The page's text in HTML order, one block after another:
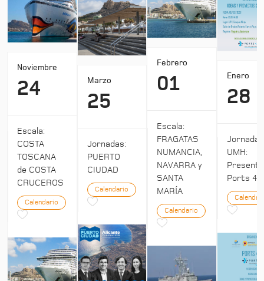
Noviembre
24
Escala:
COSTA
TOSCANA
de COSTA
CRUCEROS
Calendario
Marzo
25
Jornadas:
PUERTO
CIUDAD
Calendario
Febrero
01
Escala:
FRAGATAS
NUMANCIA,
NAVARRA y
SANTA
MARÍA
Calendario
Enero
28
Jornadas
UMH:
Ports 4:0